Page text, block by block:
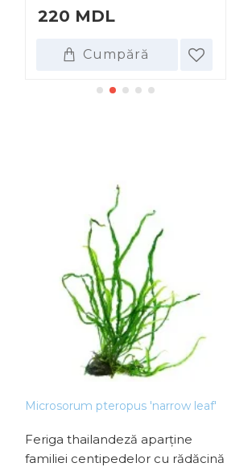
220 MDL
Cumpără
Microsorum pteropus 'narrow leaf'
Feriga thailandeză aparține
familiei centipedelor cu rădăcină